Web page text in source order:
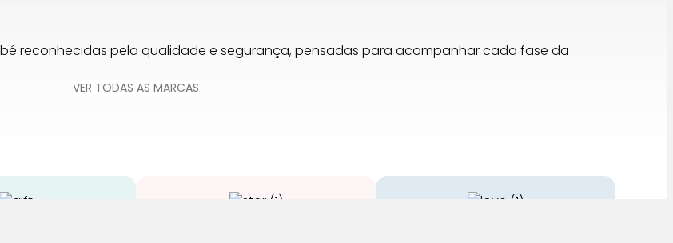
reconhecidas pela qualidade e segurança, pensadas para acompanhar cada fase da
VER TODAS AS MARCAS